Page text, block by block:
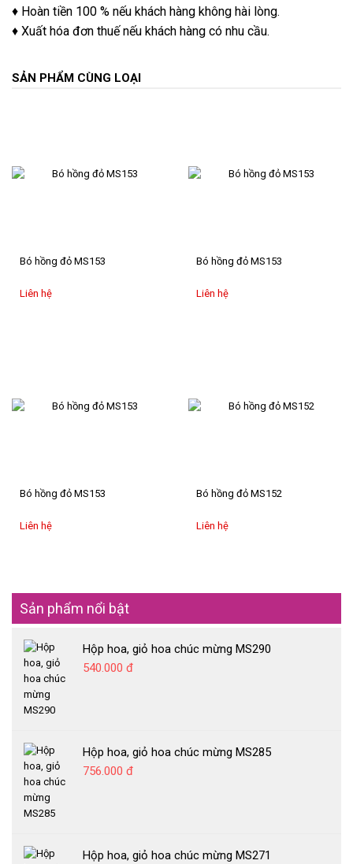
♦ Hoàn tiền 100 % nếu khách hàng không hài lòng.
♦ Xuất hóa đơn thuế nếu khách hàng có nhu cầu.
SẢN PHẨM CÙNG LOẠI
Bó hồng đỏ MS153
Liên hệ
Bó hồng đỏ MS153
Liên hệ
Bó hồng đỏ MS153
Liên hệ
Bó hồng đỏ MS152
Liên hệ
Sản phẩm nổi bật
Hộp hoa, giỏ hoa chúc mừng MS290
540.000 đ
Hộp hoa, giỏ hoa chúc mừng MS285
756.000 đ
Hộp hoa, giỏ hoa chúc mừng MS271